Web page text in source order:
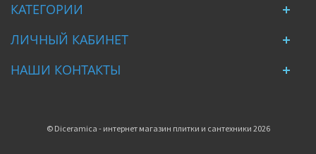
КАТЕГОРИИ
ЛИЧНЫЙ КАБИНЕТ
НАШИ КОНТАКТЫ
© Diceramica - интернет магазин плитки и сантехники 2026